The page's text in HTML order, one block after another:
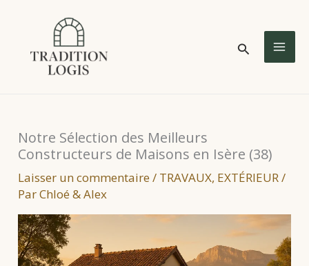
contenu
Rechercher
Notre Sélection des Meilleurs
Constructeurs de Maisons en Isère (38)
Laisser un commentaire / TRAVAUX, EXTÉRIEUR /
ParChloé & Alex